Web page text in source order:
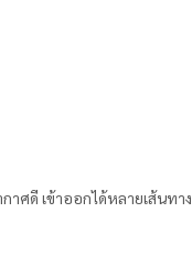
าศดี เข้าออกได้หลายเส้นทาง